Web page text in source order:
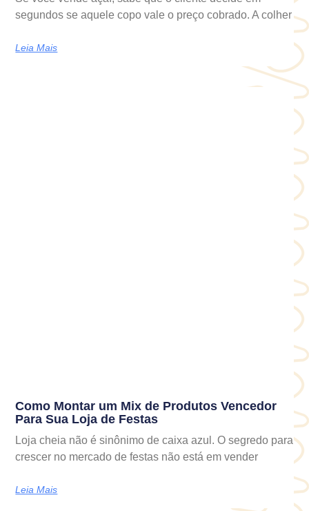
segundos se aquele copo vale o preço cobrado. A colher
Leia Mais
Como Montar um Mix de Produtos Vencedor
Para Sua Loja de Festas
Loja cheia não é sinônimo de caixa azul. O segredo para
crescer no mercado de festas não está em vender
Leia Mais